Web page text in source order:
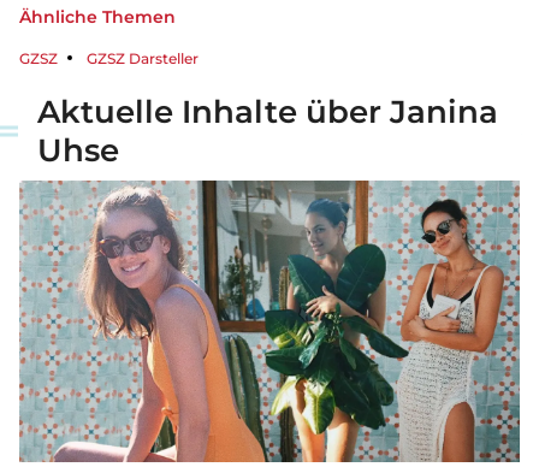
Ähnliche Themen
GZSZ GZSZ Darsteller
Aktuelle Inhalte über Janina
Uhse